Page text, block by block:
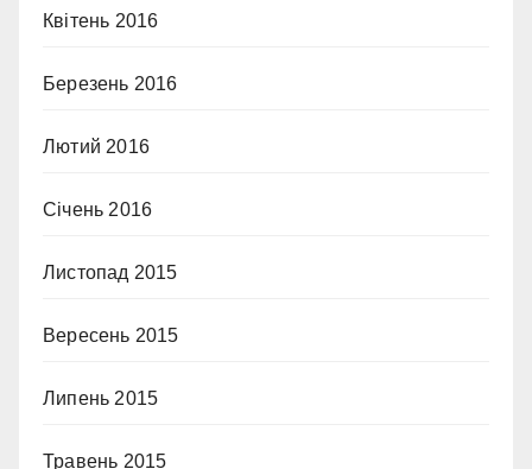
Квітень 2016
Березень 2016
Лютий 2016
Січень 2016
Листопад 2015
Вересень 2015
Липень 2015
Травень 2015